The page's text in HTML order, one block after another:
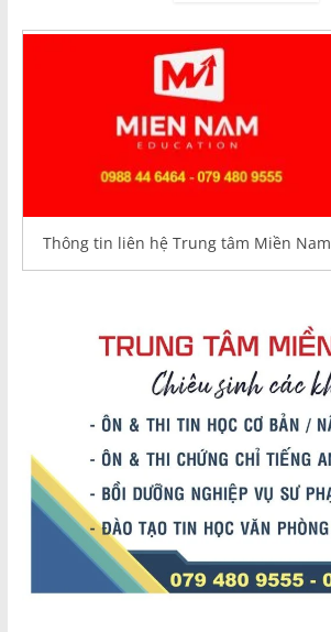
Thông tin liên hệ Trung tâm Miền Nam